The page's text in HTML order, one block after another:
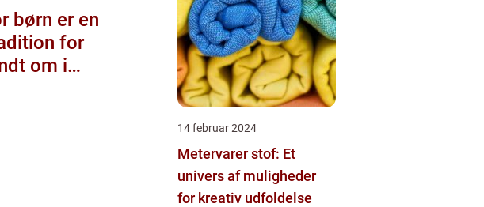
børn er en
for
om i
14 februar 2024
Metervarer stof: Et
univers af muligheder
for kreativ udfoldelse